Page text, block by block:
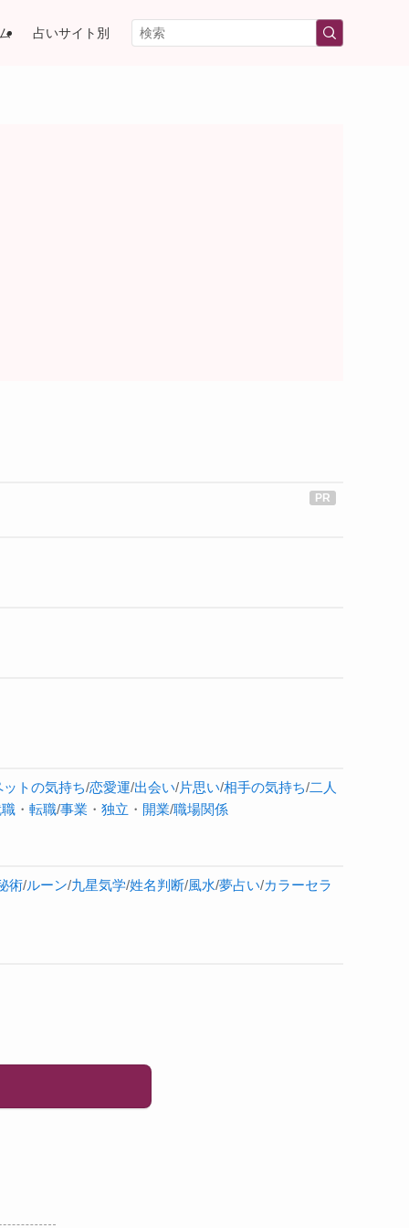
占いサイト別
ットの気持ち/恋愛運/出会い/片思い/相手の気持ち/二人
・ 転職/事業 ・ 独立 ・ 開業/職場関係
術/ルーン/九星気学/姓名判断/風水/夢占い/カラーセラ